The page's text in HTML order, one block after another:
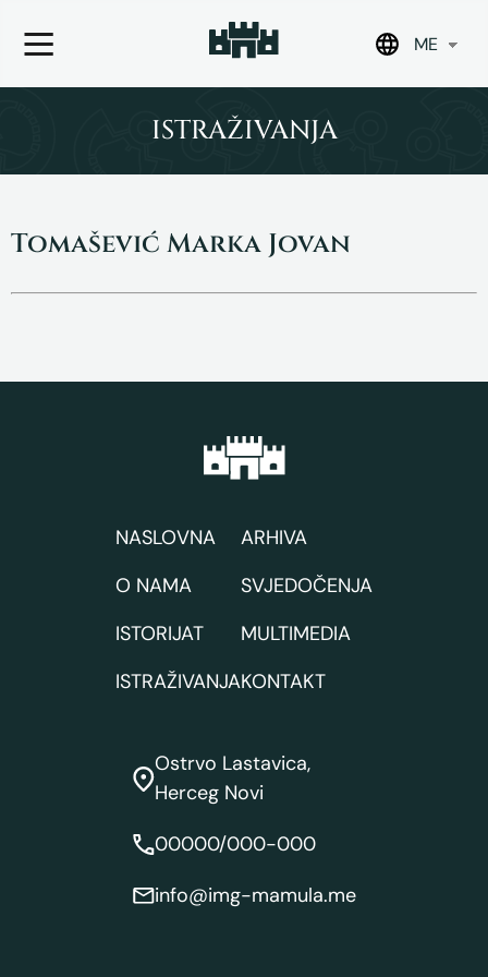
ME
ISTRAŽIVANJA
Tomašević Marka Jovan
NASLOVNA
O NAMA
ISTORIJAT
ISTRAŽIVANJA
ARHIVA
SVJEDOČENJA
MULTIMEDIA
KONTAKT
Ostrvo Lastavica,
Herceg Novi
00000/000-000
info@img-mamula.me